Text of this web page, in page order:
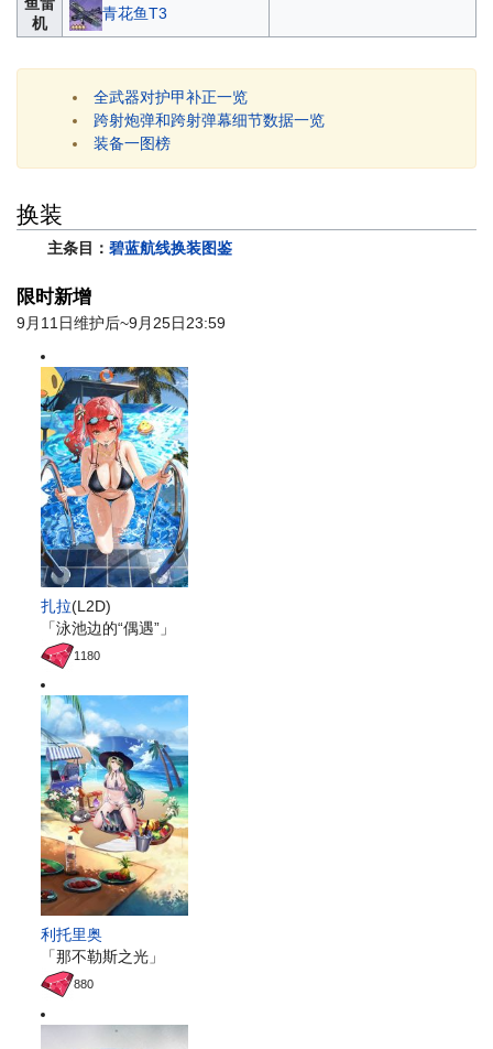
机
青花鱼T3
全武器对护甲补正一览
跨射炮弹和跨射弹幕细节数据一览
装备一图榜
换装
主条目： 碧蓝航线换装图鉴
限时新增
9月11日维护后~9月25日23:59
扎拉(L2D)
「泳池边的“偶遇”」
1180
利托里奥
「那不勒斯之光」
880